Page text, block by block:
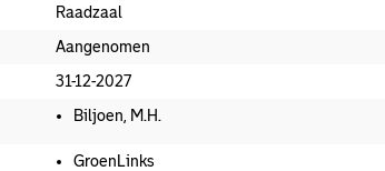
Raadzaal
Aangenomen
31-12-2027
Biljoen, M.H.
GroenLinks